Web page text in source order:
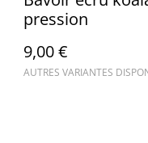
pression
9,00 €
AUTRES VARIANTES